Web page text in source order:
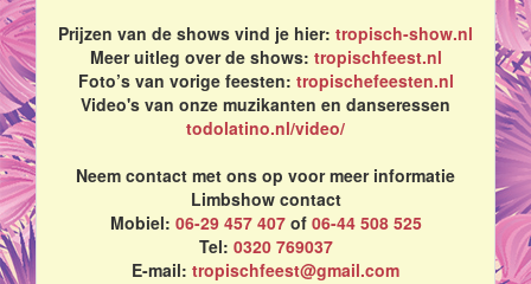
Prijzen van de shows vind je hier: tropisch-show.nl
Meer uitleg over de shows: tropischfeest.nl
Foto’s van vorige feesten: tropischefeesten.nl
Video's van onze muzikanten en danseressen
todolatino.nl/video/
Neem contact met ons op voor meer informatie
Limbshow contact
Mobiel: 06-29 457 407of 06-44 508 525
Tel: 0320 769037
E-mail: tropischfeest@gmail.com